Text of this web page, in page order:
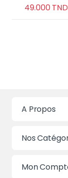
49.000TND
A Propos
Nos
Mon